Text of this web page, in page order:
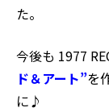
た。
今後も 1977
ド＆アート”を
に♪